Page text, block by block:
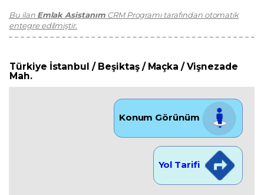
Bu ilan Emlak AsistanımCRM Programı tarafından otomatik
entegre edilmiştir.
Türkiye İstanbul / Beşiktaş/ Maçka / Vişnezade
Mah.
Konum Görünüm
Yol Tarifi